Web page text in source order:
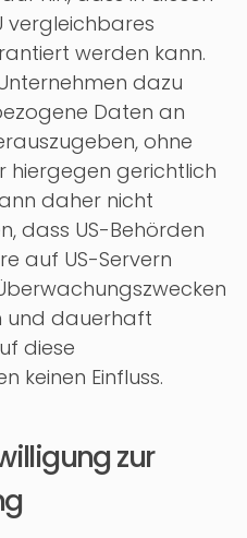
vergleichbares
werden kann.
dazu
Daten an
ohne
hiergegen gerichtlich
daher nicht
dass US-Behörden
auf US-Servern
und dauerhaft
diese
keinen Einfluss.
zur